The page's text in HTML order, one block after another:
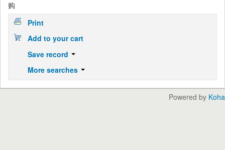
购
Print
Add to your cart
Save record
More searches
Powered by Koha